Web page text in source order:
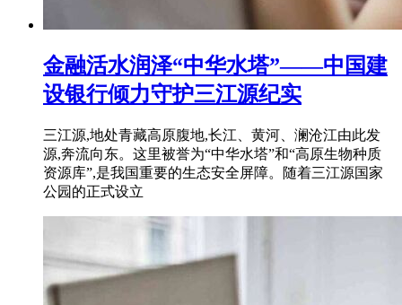
金融活水润泽“中华水塔”——中国建
设银行倾力守护三江源纪实
三江源,地处青藏高原腹地,长江、黄河、澜沧江由此发
源,奔流向东。这里被誉为“中华水塔”和“高原生物种质
资源库”,是我国重要的生态安全屏障。随着三江源国家
公园的正式设立